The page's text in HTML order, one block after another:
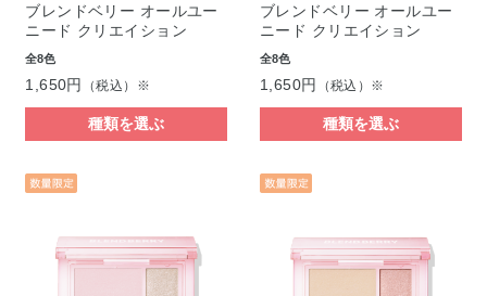
ブレンドベリー オールユー
ニード クリエイション
全8色
1,650円 （税込）※
種類を選ぶ
ブレンドベリー オールユー
ニード クリエイション
全8色
1,650円 （税込）※
種類を選ぶ